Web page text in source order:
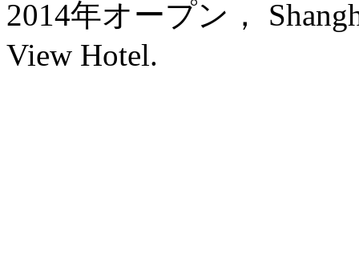
2014年オープン，
View Hotel.